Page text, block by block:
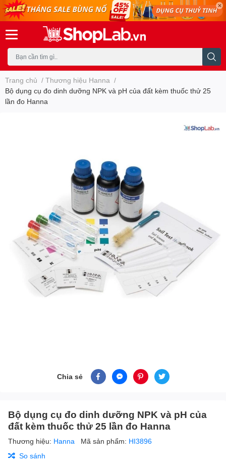
Trang chủ / Thương hiệu Hanna /
Bộ dụng cụ đo dinh dưỡng NPK và pH của đất kèm thuốc thử 25
lần đo Hanna
Chia sẻ
Bộ dụng cụ đo dinh dưỡng NPK và pH của
đất kèm thuốc thử 25 lần đo Hanna
Thương hiệu: Hanna Mã sản phẩm: HI3896
So sánh